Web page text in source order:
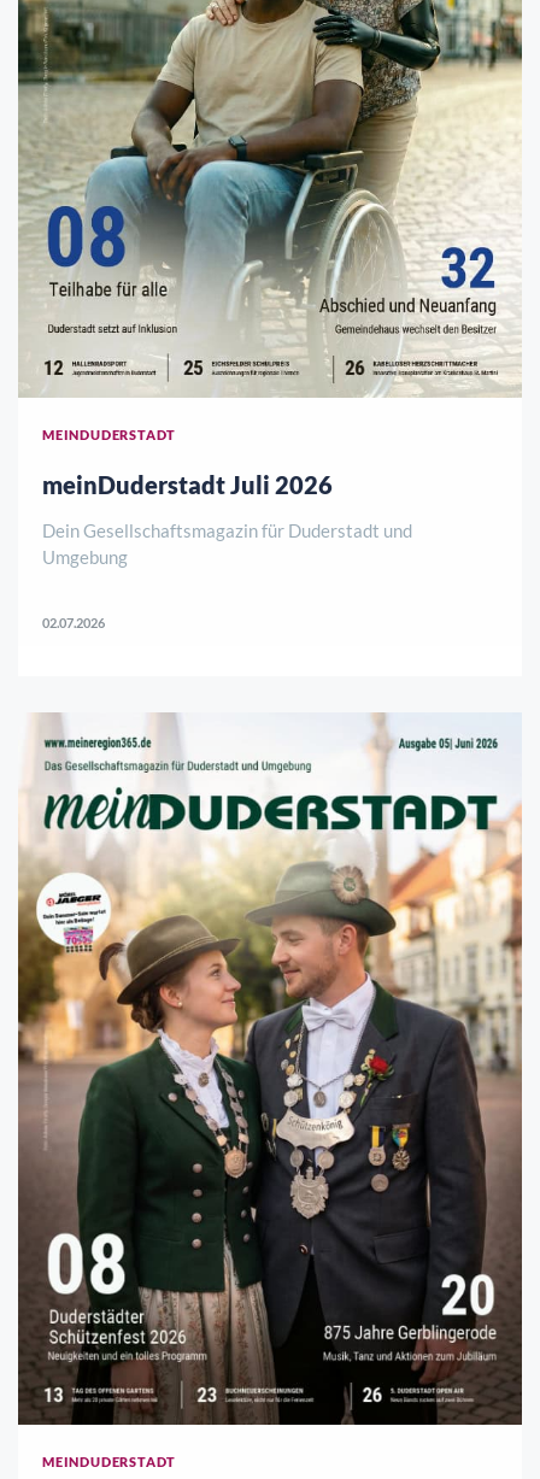
MEINDUDERSTADT
meinDuderstadt Juli 2026
Dein Gesellschaftsmagazin für Duderstadt und
Umgebung
02.07.2026
MEINDUDERSTADT